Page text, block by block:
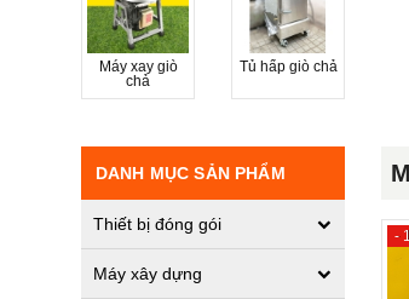
Máy xay giò
chả
Tủ hấp giò chả
-
DANH MỤC SẢN PHẨM
Thiết bị đóng gói
Máy xây dựng